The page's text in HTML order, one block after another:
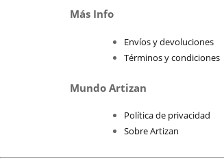
Más Info
Envíos y devoluciones
Términos y condiciones
Mundo Artizan
Política de privacidad
Sobre Artizan